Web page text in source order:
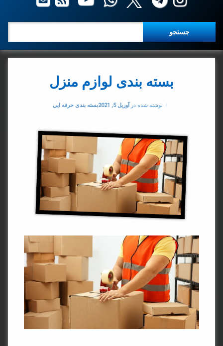
بسته بندی لوازم منزل
نوشته شده درآوریل 5, 2021 دسته بندی ها:
بسته بندی حرفه ایی